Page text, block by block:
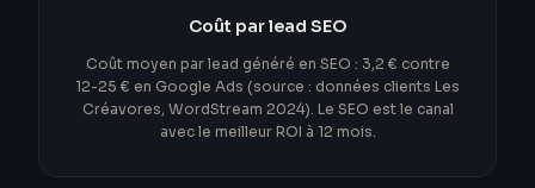
Coût par lead SEO
Coût moyen par lead généré en SEO : 3,2 € contre
12-25 € en Google Ads (source : données clients Les
Créavores, WordStream 2024). Le SEO est le canal
avec le meilleur ROI à 12 mois.